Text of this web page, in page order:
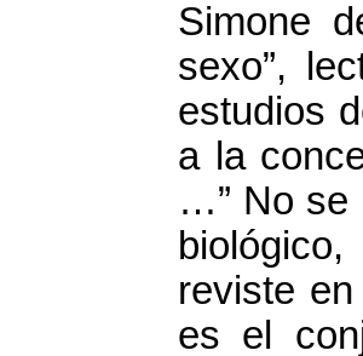
Simone
sexo”,
estudios
a la
…” No se
reviste
es el